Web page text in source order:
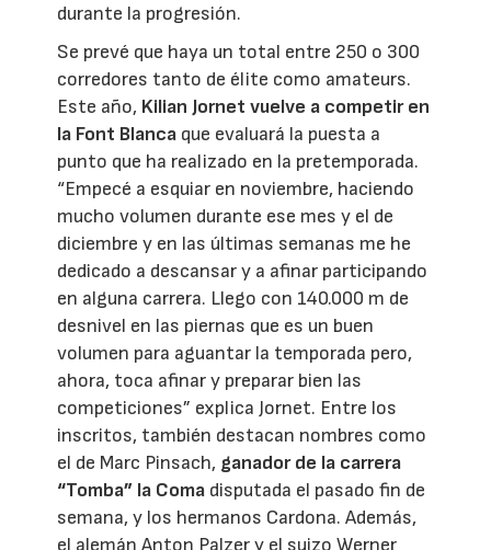
durante la progresión.
Se prevé que haya un total entre 250 o 300
corredores tanto de élite como amateurs.
Este año, Kilian Jornet vuelve a competir en
la Font Blanca que evaluará la puesta a
punto que ha realizado en la pretemporada.
“Empecé a esquiar en noviembre, haciendo
mucho volumen durante ese mes y el de
diciembre y en las últimas semanas me he
dedicado a descansar y a afinar participando
en alguna carrera. Llego con 140.000 m de
desnivel en las piernas que es un buen
volumen para aguantar la temporada pero,
ahora, toca afinar y preparar bien las
competiciones” explica Jornet. Entre los
inscritos, también destacan nombres como
el de Marc Pinsach, ganador de la carrera
“Tomba” la Coma disputada el pasado fin de
semana, y los hermanos Cardona. Además,
el alemán Anton Palzer y el suizo Werner